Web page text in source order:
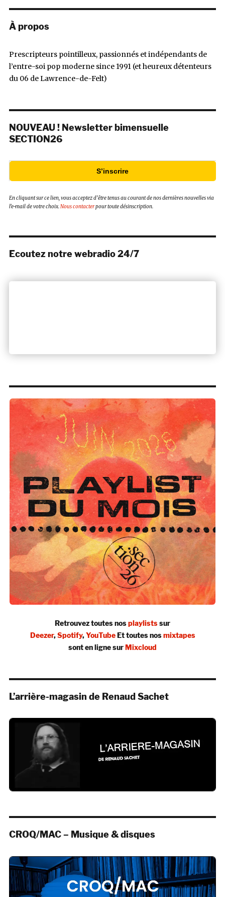
À propos
Prescripteurs pointilleux, passionnés et indépendants de
l’entre-soi pop moderne since 1991 (et heureux détenteurs
du 06 de Lawrence-de-Felt)
NOUVEAU ! Newsletter bimensuelle
SECTION26
S’inscrire
En cliquant sur ce lien, vous acceptez d’être tenus au courant de nos dernières nouvelles via
l’e-mail de votre choix.Nous contacterpour toute désinscription.
Ecoutez notre webradio 24/7
Retrouvez toutes nosplaylistssur
Deezer,Spotify,YouTubeEt toutes nosmixtapes
sont en ligne surMixcloud
L’arrière-magasin de Renaud Sachet
CROQ/MAC – Musique & disques